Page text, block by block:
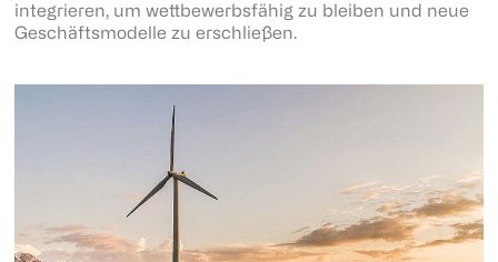
integrieren, um wettbewerbsfähig zu bleiben und neue
Geschäftsmodelle zu erschließen.